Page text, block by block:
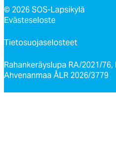
© 2026 SOS-Lapsikylä
Evästeseloste
Tietosuojaselosteet
Rahankeräyslupa RA/2021/76,
Ahvenanmaa ÅLR 2026/3779